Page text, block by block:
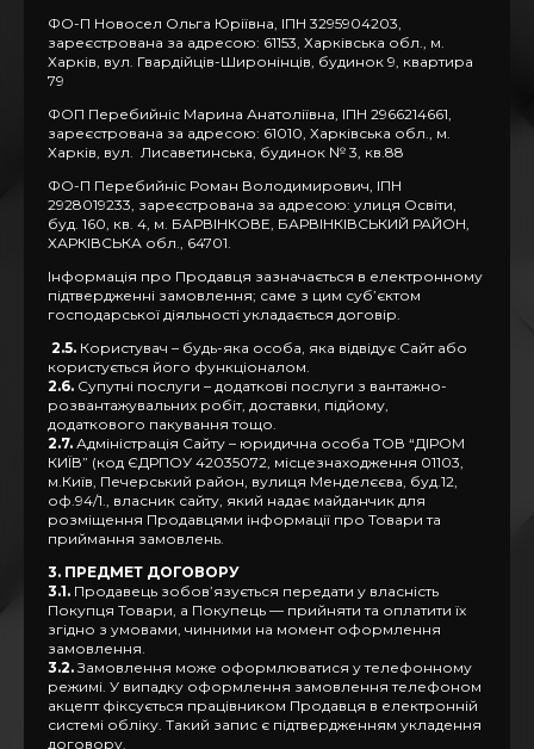
ФО-П Новосел Ольга Юріївна, ІПН 3295904203,
зареєстрована за адресою: 61153, Харківська обл., м.
Харків, вул. Гвардійців-Широнінців, будинок 9, квартира
79
ФОП Перебийніс Марина Анатоліївна, ІПН 2966214661,
зареєстрована за адресою: 61010, Харківська обл., м.
Харків, вул. Лисаветинська, будинок № 3, кв.88
ФО-П Перебийніс Роман Володимирович, ІПН
2928019233, зареєстрована за адресою: улиця Освіти,
буд. 160, кв. 4, м. БАРВІНКОВЕ, БАРВІНКІВСЬКИЙ РАЙОН,
ХАРКІВСЬКА обл., 64701.
Інформація про Продавця зазначається в електронному
підтвердженні замовлення; саме з цим суб’єктом
господарської діяльності укладається договір.
2.5. Користувач – будь-яка особа, яка відвідує Сайт або
користується його функціоналом.
2.6. Супутні послуги – додаткові послуги з вантажно-
розвантажувальних робіт, доставки, підйому,
додаткового пакування тощо.
2.7. Адміністрація Сайту – юридична особа ТОВ “ДІРОМ
КИЇВ” (код ЄДРПОУ 42035072, місцезнаходження 01103,
м.Київ, Печерський район, вулиця Менделєєва, буд.12,
оф.94/1., власник сайту, який надає майданчик для
розміщення Продавцями інформації про Товари та
приймання замовлень.
3. ПРЕДМЕТ ДОГОВОРУ
3.1. Продавець зобов’язується передати у власність
Покупця Товари, а Покупець — прийняти та оплатити їх
згідно з умовами, чинними на момент оформлення
замовлення.
3.2.Замовлення може оформлюватися у телефонному
режимі. У випадку оформлення замовлення телефоном
акцепт фіксується працівником Продавця в електронній
системі обліку. Такий запис є підтвердженням укладення
договору.